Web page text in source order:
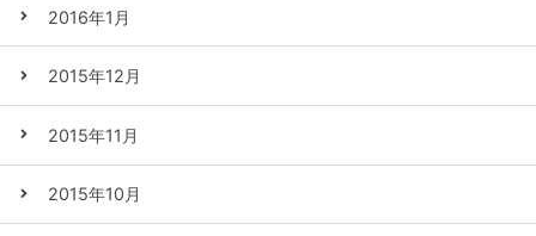
2016年1月
2015年12月
2015年11月
2015年10月